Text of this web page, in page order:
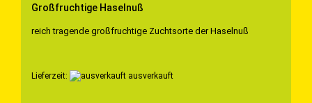
Großfruchtige Haselnuß
reich tragende großfruchtige Zuchtsorte der Haselnuß
Lieferzeit: ausverkauft